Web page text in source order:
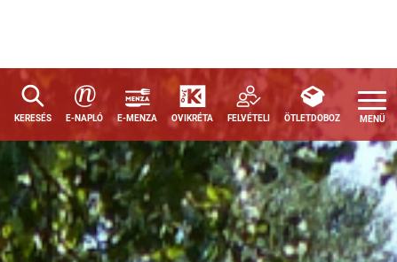
KERESÉS E-NAPLÓ E-MENZA OVIKRÉTA FELVÉTELI ÖTLETDOBOZ